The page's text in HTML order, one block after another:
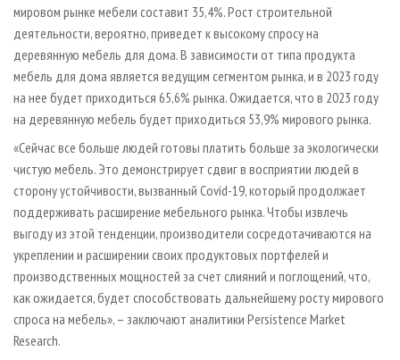
мировом рынке мебели составит 35,4%. Рост строительной
деятельности, вероятно, приведет к высокому спросу на
деревянную мебель для дома. В зависимости от типа продукта
мебель для дома является ведущим сегментом рынка, и в 2023 году
на нее будет приходиться 65,6% рынка. Ожидается, что в 2023 году
на деревянную мебель будет приходиться 53,9% мирового рынка.
«Сейчас все больше людей готовы платить больше за экологически
чистую мебель. Это демонстрирует сдвиг в восприятии людей в
сторону устойчивости, вызванный Covid-19, который продолжает
поддерживать расширение мебельного рынка. Чтобы извлечь
выгоду из этой тенденции, производители сосредотачиваются на
укреплении и расширении своих продуктовых портфелей и
производственных мощностей за счет слияний и поглощений, что,
как ожидается, будет способствовать дальнейшему росту мирового
спроса на мебель», – заключают аналитики Persistence Market
Research.